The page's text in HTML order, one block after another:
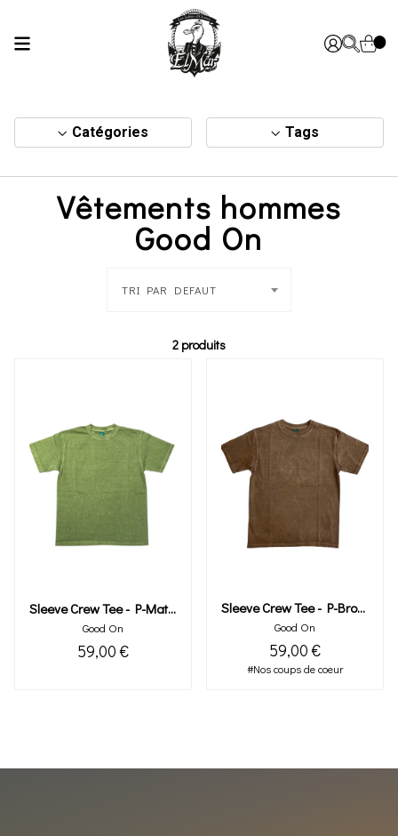
Catégories Tags
Vêtements hommes
Good On
2 produits
TRI PAR DEFAUT
Sleeve Crew Tee - P-Matcha
Good On
59,00 €
Sleeve Crew Tee - P-Brown
Good On
59,00 €
#Nos coups de coeur